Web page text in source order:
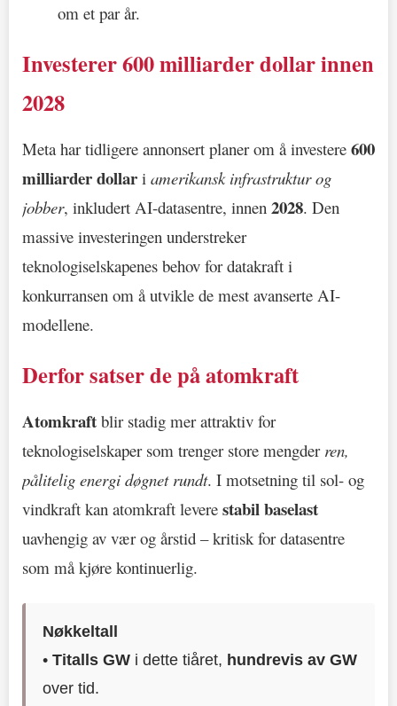
om et par år.
Investerer 600 milliarder dollar innen
2028
Meta har tidligere annonsert planer om å investere 600
milliarder dollar i amerikansk infrastruktur og
jobber, inkludert AI-datasentre, innen 2028. Den
massive investeringen understreker
teknologiselskapenes behov for datakraft i
konkurransen om å utvikle de mest avanserte AI-
modellene.
Derfor satser de på atomkraft
Atomkraft blir stadig mer attraktiv for
teknologiselskaper som trenger store mengder ren,
pålitelig energi døgnet rundt. I motsetning til sol- og
vindkraft kan atomkraft levere stabil baselast
uavhengig av vær og årstid – kritisk for datasentre
som må kjøre kontinuerlig.
Nøkkeltall
•Titalls GW i dette tiåret, hundrevis av GW
over tid.